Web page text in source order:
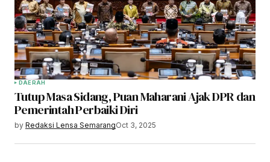
DAERAH
Tutup Masa Sidang, Puan Maharani Ajak DPR dan
Pemerintah Perbaiki Diri
by Redaksi Lensa SemarangOct 3, 2025